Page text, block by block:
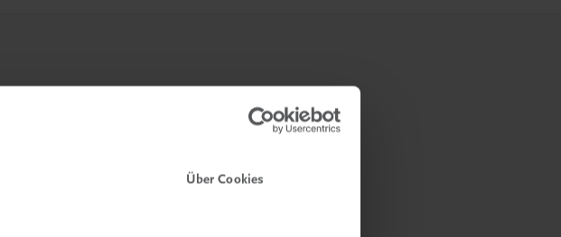
Über Cookies